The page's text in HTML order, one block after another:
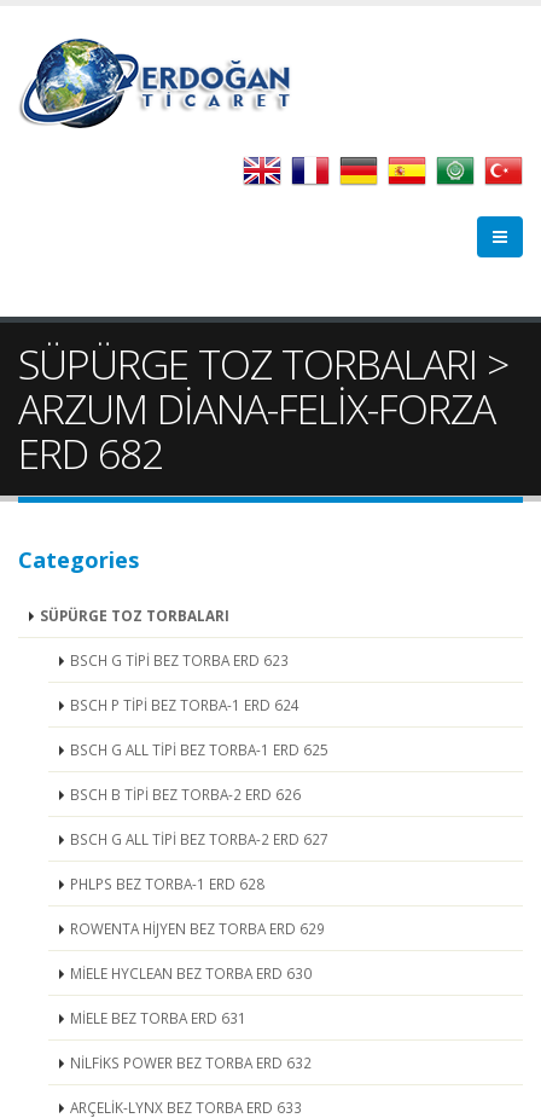
SÜPÜRGE TOZ TORBALARI >
ARZUM DİANA-FELİX-FORZA
ERD 682
Categories
SÜPÜRGE TOZ TORBALARI
BSCH G TİPİ BEZ TORBA ERD 623
BSCH P TİPİ BEZ TORBA-1 ERD 624
BSCH G ALL TİPİ BEZ TORBA-1 ERD 625
BSCH B TİPİ BEZ TORBA-2 ERD 626
BSCH G ALL TİPİ BEZ TORBA-2 ERD 627
PHLPS BEZ TORBA-1 ERD 628
ROWENTA HİJYEN BEZ TORBA ERD 629
MİELE HYCLEAN BEZ TORBA ERD 630
MİELE BEZ TORBA ERD 631
NİLFİKS POWER BEZ TORBA ERD 632
ARÇELİK-LYNX BEZ TORBA ERD 633